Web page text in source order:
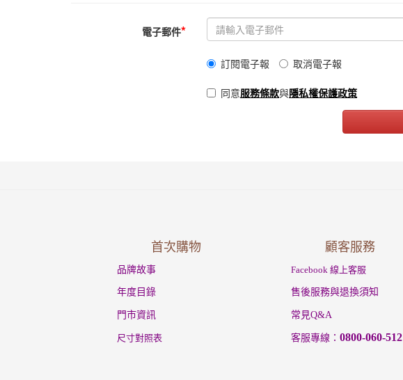
電子郵件*
訂閱電子報 取消電子報
同意服務條款與隱私權保護政策
首次購物 顧客服務
品牌故事 Facebook 線上客服
年度目錄 售後服務與退換須知
門市資訊 常見Q&A
尺寸對照表 客服專線： 0800-060-512